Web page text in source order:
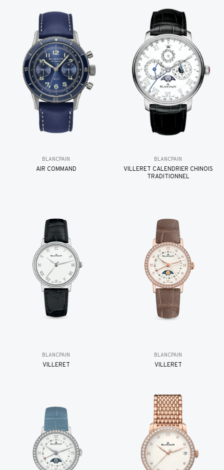
BLANCPAIN
AIR COMMAND
BLANCPAIN
VILLERET CALENDRIER CHINOIS
TRADITIONNEL
BLANCPAIN
VILLERET
BLANCPAIN
VILLERET